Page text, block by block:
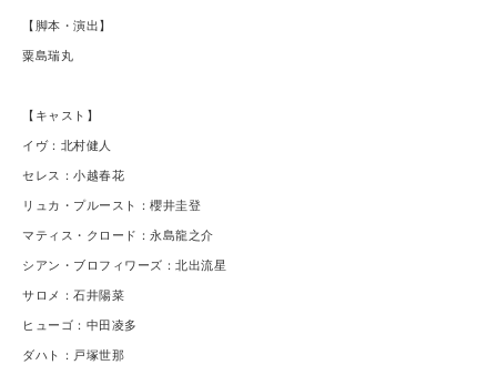
【脚本・演出】
粟島瑞丸
【キャスト】
イヴ：北村健人
セレス：小越春花
リュカ・プルースト：櫻井圭登
マティス・クロード：永島龍之介
シアン・ブロフィワーズ：北出流星
サロメ：石井陽菜
ヒューゴ：中田凌多
ダハト：戸塚世那